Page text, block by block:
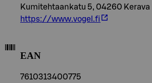
Kumitehtaankatu 5, 04260 Kerava
https://www.vogel.fi
EAN
7610313400775